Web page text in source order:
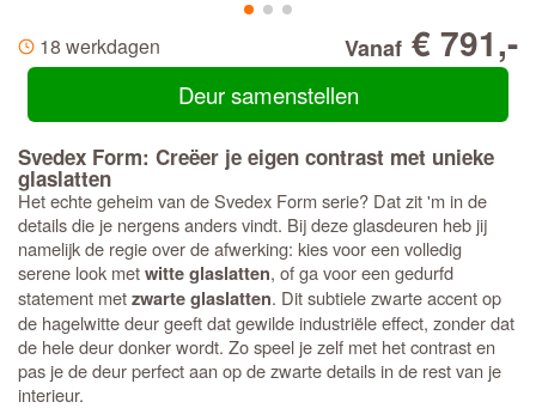
18 werkdagen Vanaf € 791,-
Deur samenstellen
Svedex Form: Creëer je eigen contrast met unieke
glaslatten
Het echte geheim van de Svedex Form serie? Dat zit 'm in de
details die je nergens anders vindt. Bij deze glasdeuren heb jij
namelijk de regie over de afwerking: kies voor een volledig
serene look metwitte glaslatten, of ga voor een gedurfd
statement metzwarte glaslatten. Dit subtiele zwarte accent op
de hagelwitte deur geeft dat gewilde industriële effect, zonder dat
de hele deur donker wordt. Zo speel je zelf met het contrast en
pas je de deur perfect aan op de zwarte details in de rest van je
interieur.